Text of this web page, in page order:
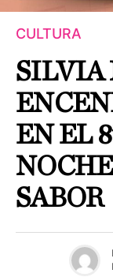
CULTURA
SILVIA
EN EL
SABOR